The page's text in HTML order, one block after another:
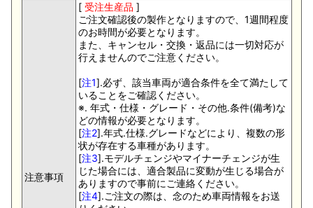
注意事項
[ 受注生産品 ]
ご注文確認後の製作となりますので、1週間程度
のお時間が必要となります。
また、キャンセル・交換・返品には一切対応が
行えませんのでご注意ください。
[注1].必ず、該当車両が適合条件を全て満たして
いることをご確認ください。
※. 年式・仕様・グレード・その他.条件(備考)な
どの情報が必要となります。
[注2].年式.仕様.グレードなどにより、複数の形
状が存在する車種があります。
[注3].モデルチェンジやマイナーチェンジが生
じた場合には、適合製品に変動が生じる場合が
ありますので事前にご連絡ください。
[注4].ご注文の際は、念のため車両情報をお送